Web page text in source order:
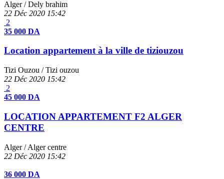
Alger/ Dely brahim
22 Déc 2020 15:42
2
35 000 DA
Location appartement à la ville de tiziouzou
Tizi Ouzou / Tizi ouzou
22 Déc 2020 15:42
2
45 000 DA
LOCATION APPARTEMENT F2 ALGER
CENTRE
Alger/ Alger centre
22 Déc 2020 15:42
36 000 DA